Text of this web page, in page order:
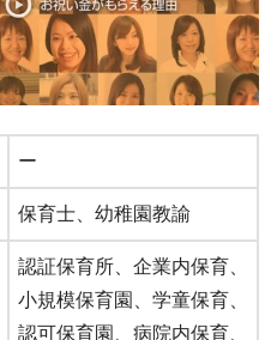
ー
保育士、幼稚園教諭
認証保育所、企業内保育、
小規模保育園、学童保育、
認可保育園、病院内保育、